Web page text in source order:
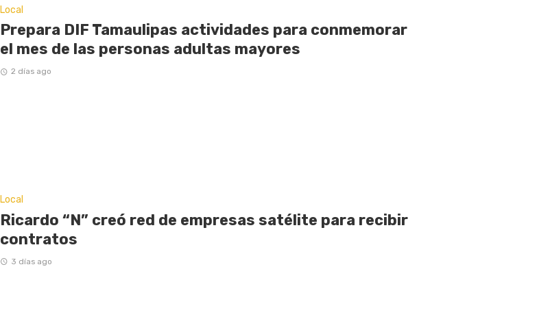
Local
Prepara DIF Tamaulipas actividades para conmemorar
el mes de las personas adultas mayores
2 días ago
Local
Ricardo “N” creó red de empresas satélite para recibir
contratos
3 días ago